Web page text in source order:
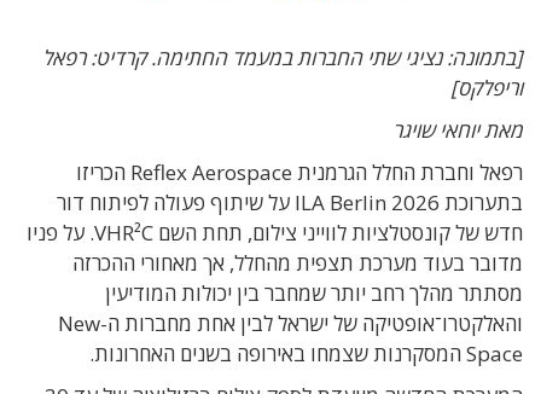
[בתמונה: נציגי שתי החברות במעמד החתימה. קרדיט: רפאל
וריפלקס]
מאת יוחאי שויגר
רפאל וחברת החלל הגרמנית Reflex Aerospace הכריזו
בתערוכת ILA Berlin 2026 על שיתוף פעולה לפיתוח דור
חדש של קונסטלציות לווייני צילום, תחת השם VHR²C. על פניו
מדובר בעוד מערכת תצפית מהחלל, אך מאחורי ההכרזה
מסתתר מהלך רחב יותר שמחבר בין יכולות המודיעין
והאלקטרו־אופטיקה של ישראל לבין אחת מחברות ה-New
Space המסקרנות שצמחו באירופה בשנים האחרונות.